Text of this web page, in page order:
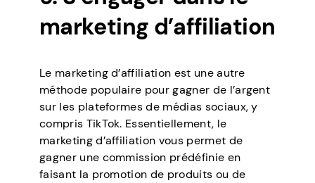
marketing d’affiliation
Le marketing d’affiliation est une autre
méthode populaire pour gagner de l’argent
sur les plateformes de médias sociaux, y
compris TikTok. Essentiellement, le
marketing d’affiliation vous permet de
gagner une commission prédéfinie en
faisant la promotion de produits ou de